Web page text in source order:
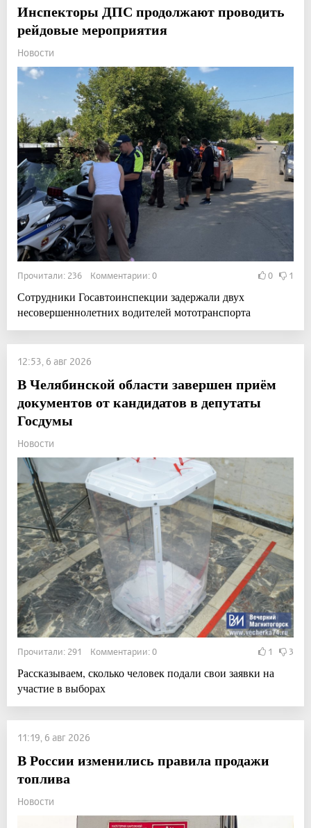
Инспекторы ДПС продолжают проводить
рейдовые мероприятия
Новости
Прочитали: 236 Комментарии: 0 0 1
Сотрудники Госавтоинспекции задержали двух
несовершеннолетних водителей мототранспорта
12:53, 6 авг 2026
В Челябинской области завершен приём
документов от кандидатов в депутаты
Госдумы
Новости
Прочитали: 291 Комментарии: 0 1 3
Рассказываем, сколько человек подали свои заявки на
участие в выборах
11:19, 6 авг 2026
В России изменились правила продажи
топлива
Новости